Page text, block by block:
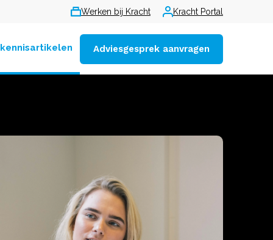
Werken bij Kracht Kracht Portal
Adviesgesprek aanvragen